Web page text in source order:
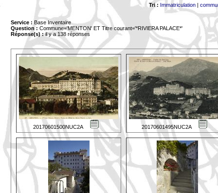
Tri : Immatriculation |
Service : Base Inventaire
Question : Commune='MENTON' ET Titre courant='*RIVIERA PALACE*'
Réponse(s) :il y a 138 réponses
20170601500NUC2A 20170601495NUC2A